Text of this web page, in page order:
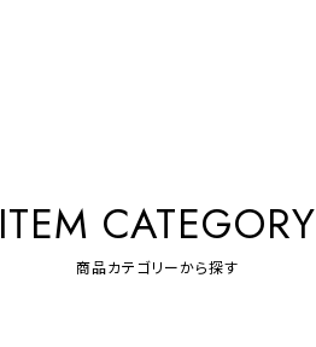
ITEM CATEGORY
商品カテゴリーから探す